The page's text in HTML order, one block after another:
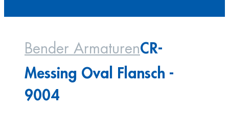
Bender ArmaturenCR-
Messing Oval Flansch -
9004